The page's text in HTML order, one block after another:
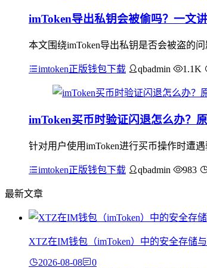
imToken导出私钥会被偷吗？一文
本文围绕imToken导出私钥是否会被盗的
imtoken正版钱包下载 qbadmin 1.1K
imToken买币时验证闪退怎么办？
针对用户使用imToken进行买币操作时遭
imtoken正版钱包下载 qbadmin 983
最新文章
XTZ在IM钱包（imToken）中的安全存储
2026-08-08 0